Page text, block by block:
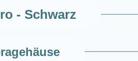
- Schwarz